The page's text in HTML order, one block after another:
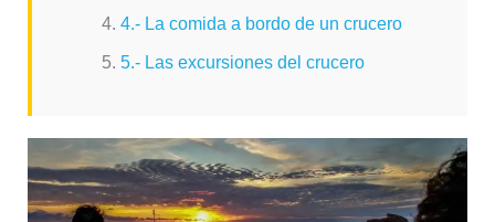
4.- La comida a bordo de un crucero
5.- Las excursiones del crucero